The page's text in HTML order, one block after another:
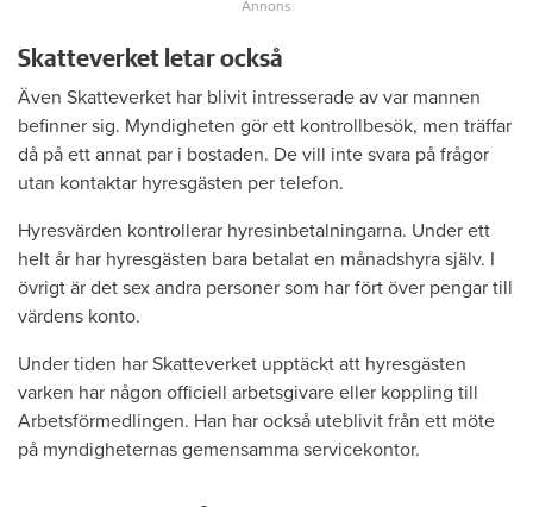
Skatteverket letar också
Även Skatteverket har blivit intresserade av var mannen
befinner sig. Myndigheten gör ett kontrollbesök, men träffar
då på ett annat par i bostaden. De vill inte svara på frågor
utan kontaktar hyresgästen per telefon.
Hyresvärden kontrollerar hyresinbetalningarna. Under ett
helt år har hyresgästen bara betalat en månadshyra själv. I
övrigt är det sex andra personer som har fört över pengar till
värdens konto.
Under tiden har Skatteverket upptäckt att hyresgästen
varken har någon officiell arbetsgivare eller koppling till
Arbetsförmedlingen. Han har också uteblivit från ett möte
på myndigheternas gemensamma servicekontor.